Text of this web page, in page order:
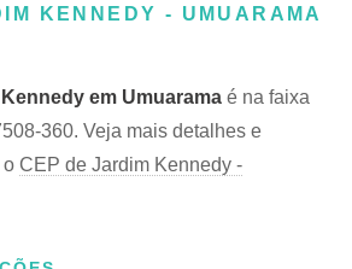
KENNEDY - UMUARAMA
em Umuarama é na faixa
360. Veja mais detalhes e
o CEP de Jardim Kennedy -